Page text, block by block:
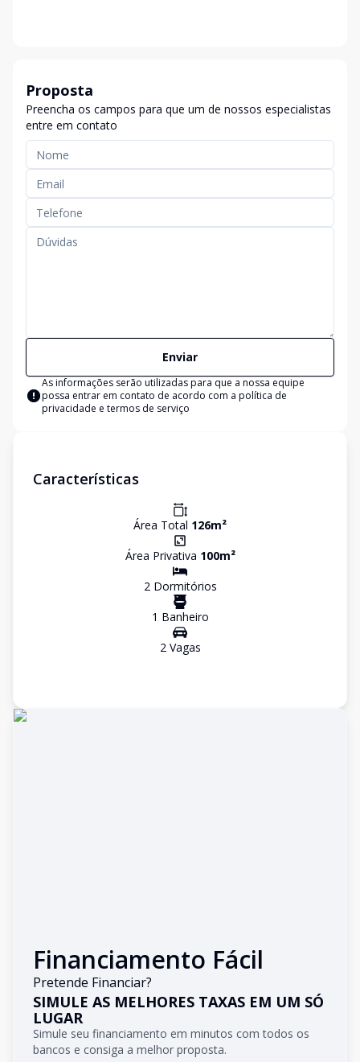
Proposta
Preencha os campos para que um de nossos especialistas
entre em contato
Enviar
As informações serão utilizadas para que a nossa equipe
possa entrar em contato de acordo com a política de
privacidade e termos de serviço
Características
Área Total 126m²
Área Privativa 100m²
2Dormitórios
1 Banheiro
2Vagas
Financiamento Fácil
Pretende Financiar?
SIMULE AS MELHORES TAXAS EM UM SÓ
LUGAR
Simule seu financiamento em minutos com todos os
bancos e consiga a melhor proposta.